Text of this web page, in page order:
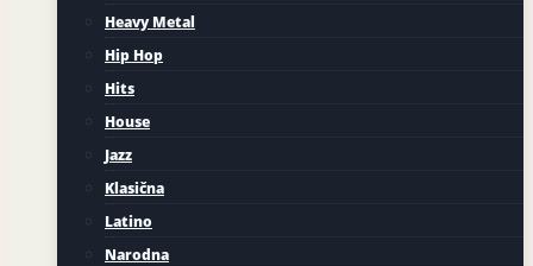
Heavy Metal
Hip Hop
Hits
House
Jazz
Klasična
Latino
Narodna